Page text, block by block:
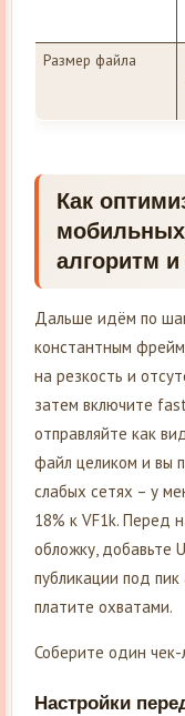
Размер файла
Как
мобильных
алгоритм
Дальше идём по
константным
на резкость и
затем включите
отправляйте как
файл целиком и вы
слабых сетях – у
18% к VF1k. Перед
обложку, добавьте
публикации под
платите охватами.
Соберите один
Настройки